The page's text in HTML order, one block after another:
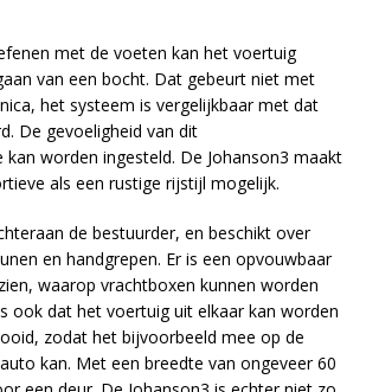
met de voeten kan het voertuig
van een bocht. Dat gebeurt niet met
het systeem is vergelijkbaar met dat
De gevoeligheid van dit
kan worden ingesteld. De Johanson3 maakt
als een rustige rijstijl mogelijk.
de bestuurder, en beschikt over
en handgrepen. Er is een opvouwbaar
waarop vrachtboxen kunnen worden
ook dat het voertuig uit elkaar kan worden
zodat het bijvoorbeeld mee op de
kan. Met een breedte van ongeveer 60